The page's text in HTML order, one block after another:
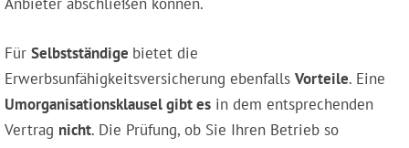
Für Selbstständige bietet die
Erwerbsunfähigkeitsversicherung ebenfalls Vorteile. Eine
Umorganisationsklausel gibt es in dem entsprechenden
Vertrag nicht. Die Prüfung, ob Sie Ihren Betrieb so